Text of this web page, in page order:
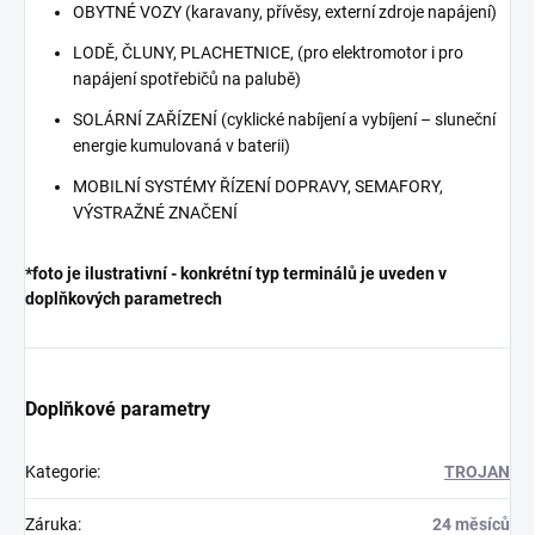
OBYTNÉ VOZY (karavany, přívěsy, externí zdroje napájení)
LODĚ, ČLUNY, PLACHETNICE, (pro elektromotor i pro
napájení spotřebičů na palubě)
SOLÁRNÍ ZAŘÍZENÍ (cyklické nabíjení a vybíjení – sluneční
energie kumulovaná v baterii)
MOBILNÍ SYSTÉMY ŘÍZENÍ DOPRAVY, SEMAFORY,
VÝSTRAŽNÉ ZNAČENÍ
*foto je ilustrativní - konkrétní typ terminálů je uveden v
doplňkových parametrech
Doplňkové parametry
Kategorie: TROJAN
Záruka: 24 měsíců